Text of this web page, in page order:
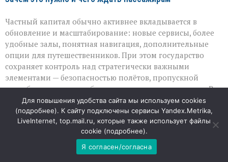
Частный капитал обычно активнее вкладывается в
обновление и масштабирование: новые сервисы, более
удобные залы, понятная навигация, дополнительные
опции для путешественников. При этом государство
сохраняет контроль над стратегически важными
элементами — безопасностью полётов, пропускной
способностью полос, общим направлением развития. В
итоге пассажиры могут получить более комфортную
среду без потери устойчивости и надёжности авиаузла.
Авиационные специалисты отмечают, что подобная
Для повышения удобства сайта мы используем cookies
(подробнее). К сайту подключены сервисы Yandex.Metrika,
LiveInternet, top.mail.ru, которые также использует файлы
cookie (подробнее).
Я согласен/согласна